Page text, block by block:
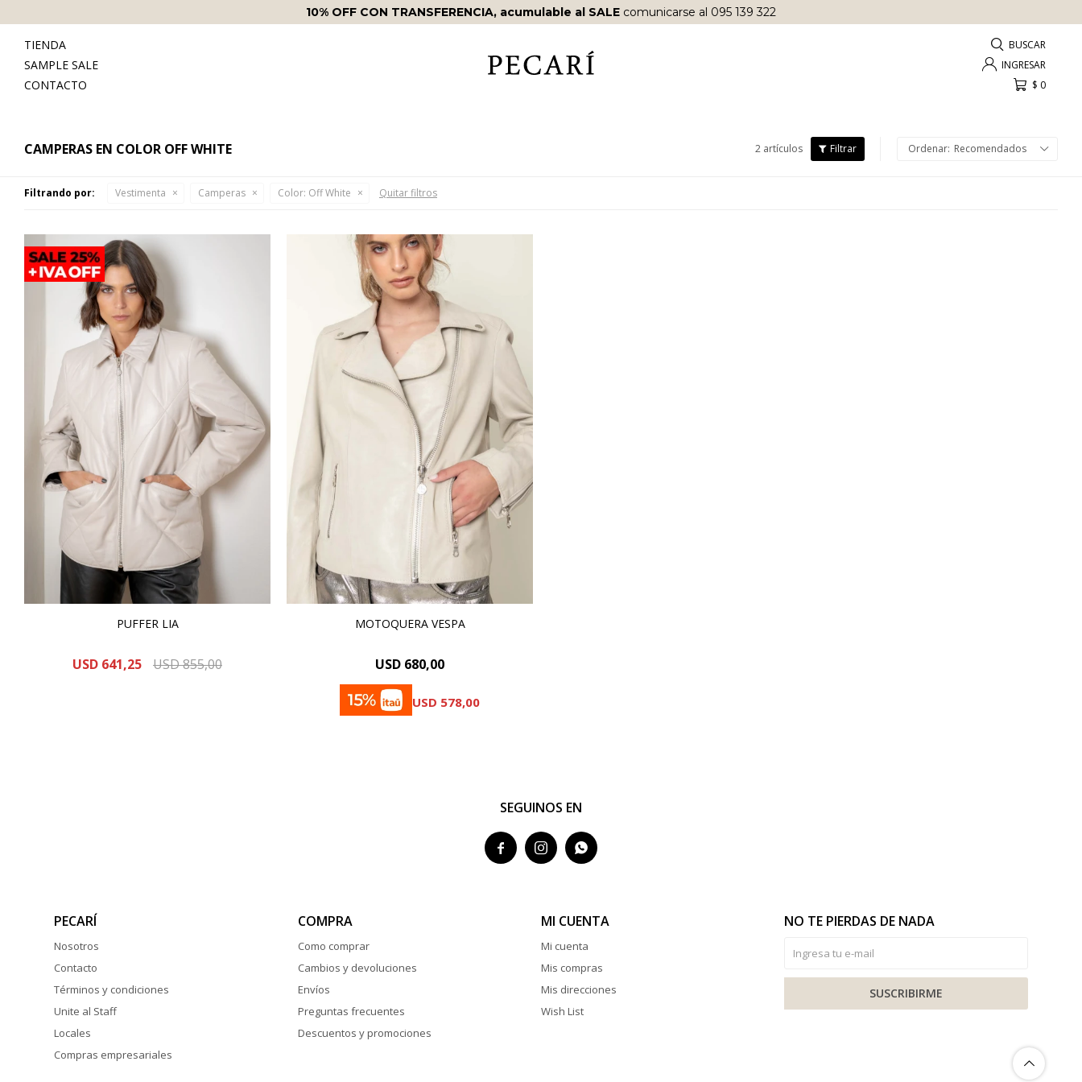
10% OFF CON TRANSFERENCIA, acumulable al SALE comunicarse al 095 139 322
TIENDA
SAMPLE SALE
CONTACTO
$ 0
CAMPERAS EN COLOR OFF WHITE 2 artículos Recomendados
Filtrando por: Vestimenta Camperas Color: Off White Quitar filtros
PUFFER LIA
USD 641,25 USD855,00
MOTOQUERA VESPA
USD 680,00
USD 578,00
SEGUINOS EN
  
PECARÍ
Nosotros
Contacto
Términos y condiciones
Unite al Staff
Locales
Compras empresariales
COMPRA
Como comprar
Cambios y devoluciones
Envíos
Preguntas frecuentes
Descuentos y promociones
MI CUENTA
Mi cuenta
Mis compras
Mis direcciones
Wish List
NO TE PIERDAS DE NADA
SUSCRIBIRME